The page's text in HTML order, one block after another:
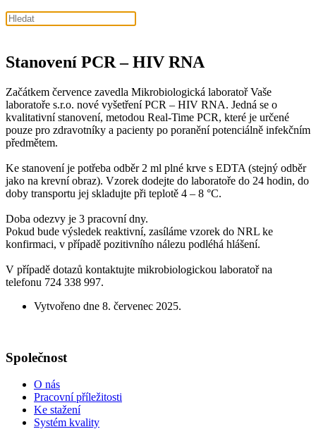
Stanovení PCR – HIV RNA
Začátkem července zavedla Mikrobiologická laboratoř Vaše
laboratoře s.r.o. nové vyšetření PCR – HIV RNA. Jedná se o
kvalitativní stanovení, metodou Real-Time PCR, které je určené
pouze pro zdravotníky a pacienty po poranění potenciálně infekčním
předmětem.
Ke stanovení je potřeba odběr 2 ml plné krve s EDTA (stejný odběr
jako na krevní obraz). Vzorek dodejte do laboratoře do 24 hodin, do
doby transportu jej skladujte při teplotě 4 – 8 °C.
Doba odezvy je 3 pracovní dny.
Pokud bude výsledek reaktivní, zasíláme vzorek do NRL ke
konfirmaci, v případě pozitivního nálezu podléhá hlášení.
V případě dotazů kontaktujte mikrobiologickou laboratoř na
telefonu 724 338 997.
Vytvořeno dne 8. červenec 2025.
Společnost
O nás
Pracovní příležitosti
Ke stažení
Systém kvality